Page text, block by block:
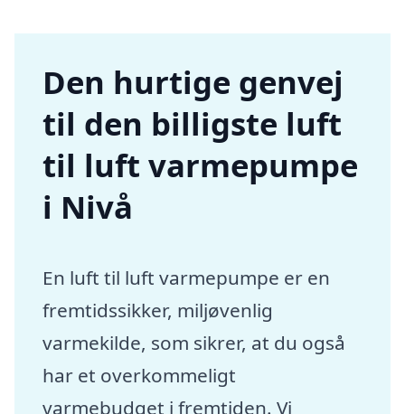
Den hurtige genvej
til den billigste luft
til luft varmepumpe
i Nivå
En luft til luft varmepumpe er en
fremtidssikker, miljøvenlig
varmekilde, som sikrer, at du også
har et overkommeligt
varmebudget i fremtiden. Vi